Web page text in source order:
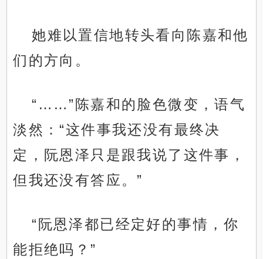
她难以置信地转头看向陈嘉和他
们的方向。
“……”陈嘉和的脸色微变，语气
淡然：“这件事我还没有最终决
定，阮恩泽只是跟我说了这件事，
但我还没有答应。”
“阮恩泽都已经定好的事情，你
能拒绝吗？”